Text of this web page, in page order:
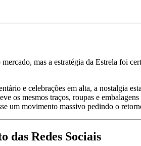
mas a estratégia da Estrela foi
e celebrações em alta, a nostalgia
os mesmos traços, roupas e
um movimento massivo pedindo o
das Redes Sociais